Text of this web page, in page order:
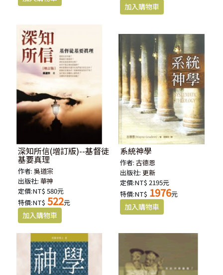
深知所信(增訂版)--基督徒
基要真理
作者:吳道宗
出版社:華神
定價:NT$ 580元
特價:NT$ 522元
系統神學
作者:古德恩
出版社:更新
定價:NT$ 2195元
特價:NT$ 1976元